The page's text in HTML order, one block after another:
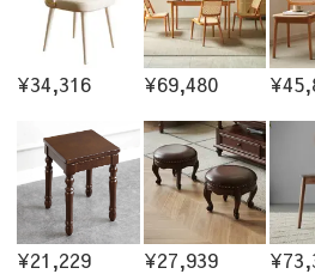
¥34,316 ¥69,480
¥21,229 ¥27,939